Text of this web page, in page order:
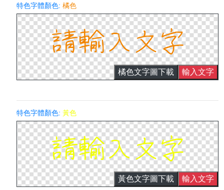
特色字體顏色:橘色
橘色文字圖下載 輸入文字
特色字體顏色:黃色
黃色文字圖下載 輸入文字